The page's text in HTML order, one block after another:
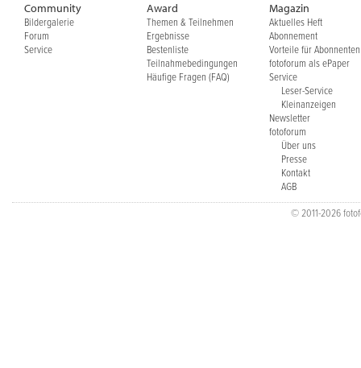
Community
Bildergalerie
Forum
Service
Award
Themen & Teilnehmen
Ergebnisse
Bestenliste
Teilnahmebedingungen
Häufige Fragen (FAQ)
Magazin
Aktuelles Heft
Abonnement
Vorteile für Abonnenten
fotoforum als ePaper
Service
Leser-Service
Kleinanzeigen
Newsletter
fotoforum
Über uns
Presse
Kontakt
AGB
© 2011-2026